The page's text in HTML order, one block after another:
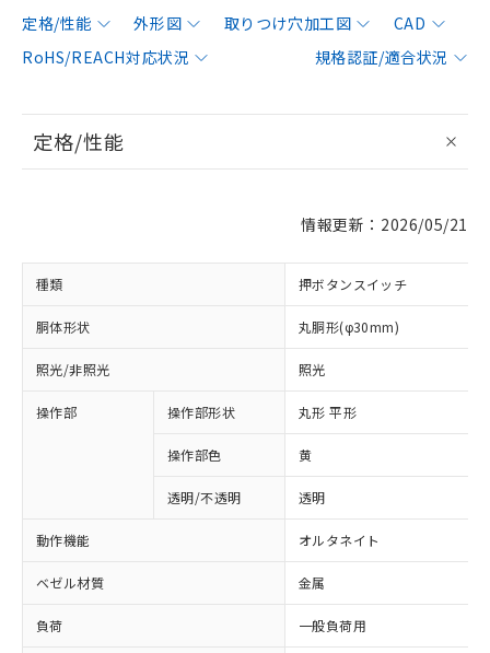
定格/性能 外形図 取りつけ穴加工図
CAD
RoHS/REACH対応状況
規格認証/適合状況
定格/性能
情報更新：2026/05/21
種類 押ボタンスイッチ
胴体形状 丸胴形(φ30mm)
照光/非照光 照光
操作部 操作部形状 丸形 平形
操作部色 黄
透明/不透明 透明
動作機能 オルタネイト
ベゼル材質 金属
負荷 一般負荷用